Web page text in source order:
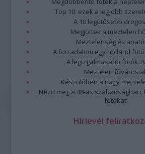
Top 10: ezek a legjobb
A 10 legütősebb
Megjöttek a meztelen
Meztelenség és
A forradalom egy holland
A legizgalmasabb fotók
Meztelen
Készülőben a nagy
Nézd meg a 48-as
fotókat!
Hírlevél